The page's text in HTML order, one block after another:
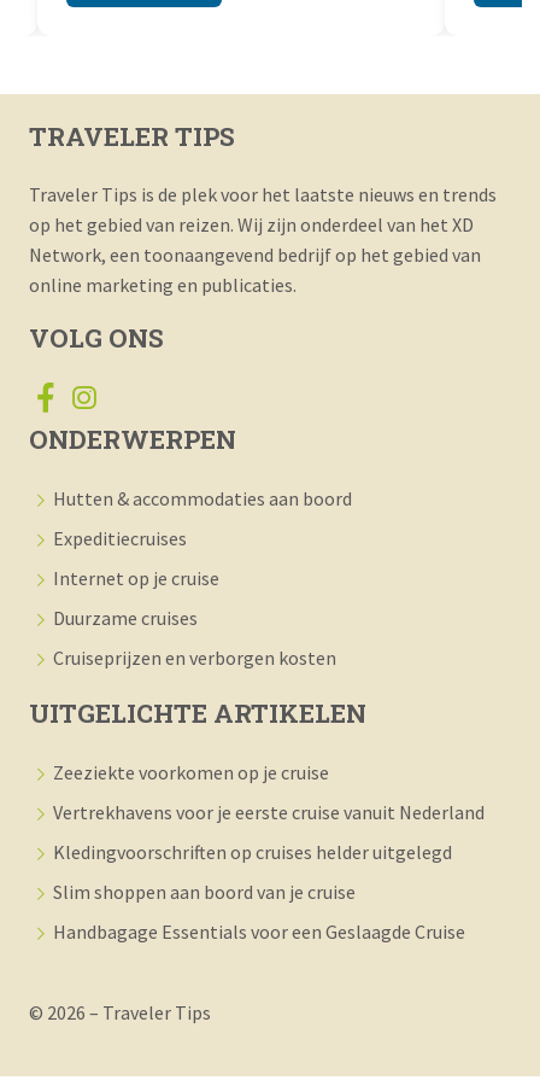
TRAVELER TIPS
Traveler Tips is de plek voor het laatste nieuws en trends
op het gebied van reizen. Wij zijn onderdeel van het XD
Network, een toonaangevend bedrijf op het gebied van
VOLG ONS
ONDERWERPEN
Expeditiecruises
Internet op je cruise
Duurzame cruises
Cruiseprijzen en verborgen kosten
UITGELICHTE ARTIKELEN
Vertrekhavens voor je eerste cruise vanuit Nederland